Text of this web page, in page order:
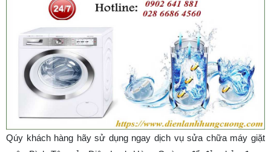
Qúy khách hàng hãy sử dụng ngay dịch vụ sửa chữa máy giặt